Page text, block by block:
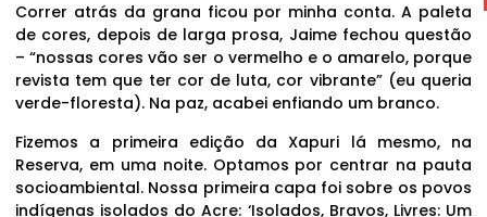
Correr atrás da grana ficou por minha conta. A paleta
de cores, depois de larga prosa, Jaime fechou questão
– “nossas cores vão ser o vermelho e o amarelo, porque
revista tem que ter cor de luta, cor vibrante” (eu queria
verde-floresta). Na paz, acabei enfiando um branco.
Fizemos a primeira edição da Xapuri lá mesmo, na
Reserva, em uma noite. Optamos por centrar na pauta
socioambiental. Nossa primeira capa foi sobre os povos
indígenas isolados do Acre: ‘Isolados, Bravos, Livres: Um